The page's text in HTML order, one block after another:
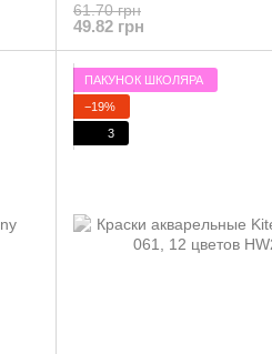
61.70 грн
49.82 грн
ПАКУНОК ШКОЛЯРА
−19%
3